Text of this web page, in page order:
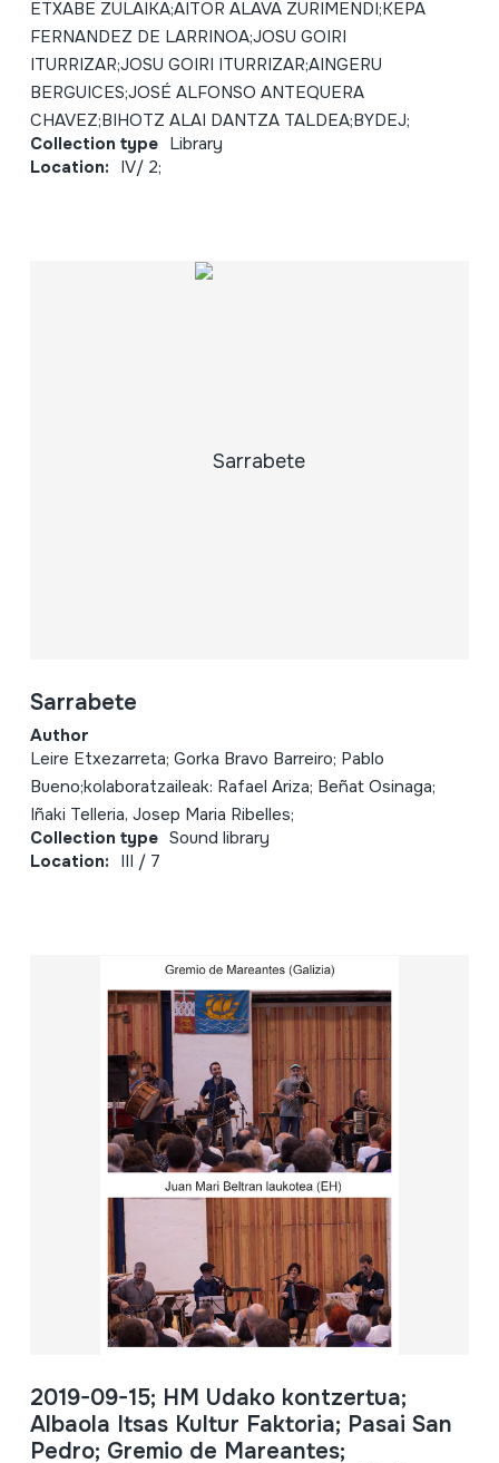
ETXABE ZULAIKA;AITOR ALAVA ZURIMENDI;KEPA
FERNANDEZ DE LARRINOA;JOSU GOIRI
ITURRIZAR;JOSU GOIRI ITURRIZAR;AINGERU
BERGUICES;JOSÉ ALFONSO ANTEQUERA
CHAVEZ;BIHOTZ ALAI DANTZA TALDEA;BYDEJ;
Collection type Library
Location: IV/ 2;
Sarrabete
Author
Leire Etxezarreta; Gorka Bravo Barreiro; Pablo
Bueno;kolaboratzaileak: Rafael Ariza; Beñat Osinaga;
Iñaki Telleria, Josep Maria Ribelles;
Collection type Sound library
Location: III / 7
2019-09-15; HM Udako kontzertua;
Albaola Itsas Kultur Faktoria; Pasai San
Pedro; Gremio de Mareantes;